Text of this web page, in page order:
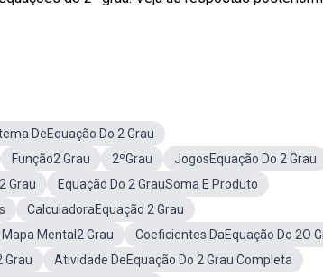
DeEquação Do 2 Grau
Função2 Grau 2ºGrau
JogosEquação Do 2 Grau
Grau
Equação Do 2 GrauSoma E Produto
CalculadoraEquação 2 Grau
Mapa Mental2 Grau
Coeficientes DaEquação Do 2O
Grau
Atividade DeEquação Do 2 Grau Completa